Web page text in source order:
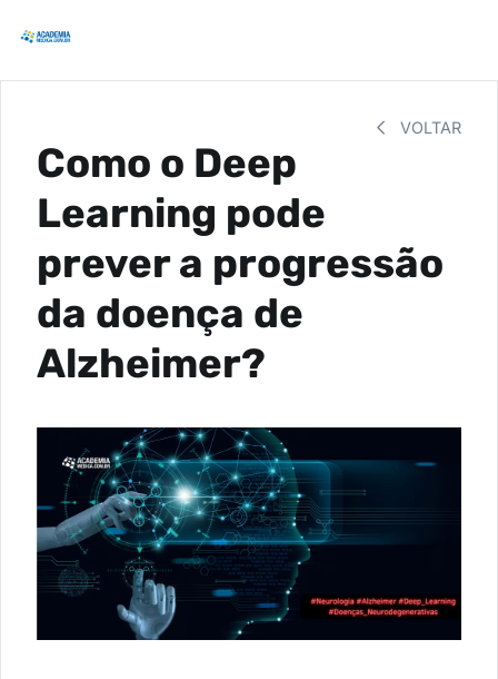
VOLTAR
Como o Deep
Learning pode
prever a progressão
da doença de
Alzheimer?